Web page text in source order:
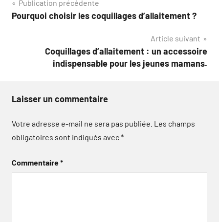
Navigation
de
Publication précédente
Pourquoi choisir les coquillages d’allaitement ?
Article suivant
Coquillages d’allaitement : un accessoire
indispensable pour les jeunes mamans.
Laisser un commentaire
Votre adresse e-mail ne sera pas publiée. Les champs
obligatoires sont indiqués avec*
Commentaire*